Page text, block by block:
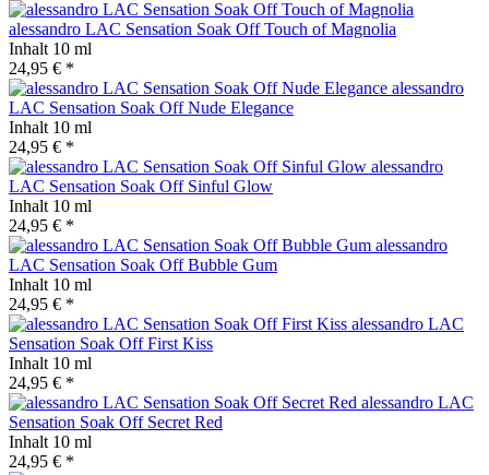
alessandro LAC Sensation Soak Off Touch of Magnolia
Inhalt 10 ml
24,95 € *
alessandro
LAC Sensation Soak Off Nude Elegance
Inhalt 10 ml
24,95 € *
alessandro
LAC Sensation Soak Off Sinful Glow
Inhalt 10 ml
24,95 € *
alessandro
LAC Sensation Soak Off Bubble Gum
Inhalt 10 ml
24,95 € *
alessandro LAC
Sensation Soak Off First Kiss
Inhalt 10 ml
24,95 € *
alessandro LAC
Sensation Soak Off Secret Red
Inhalt 10 ml
24,95 € *